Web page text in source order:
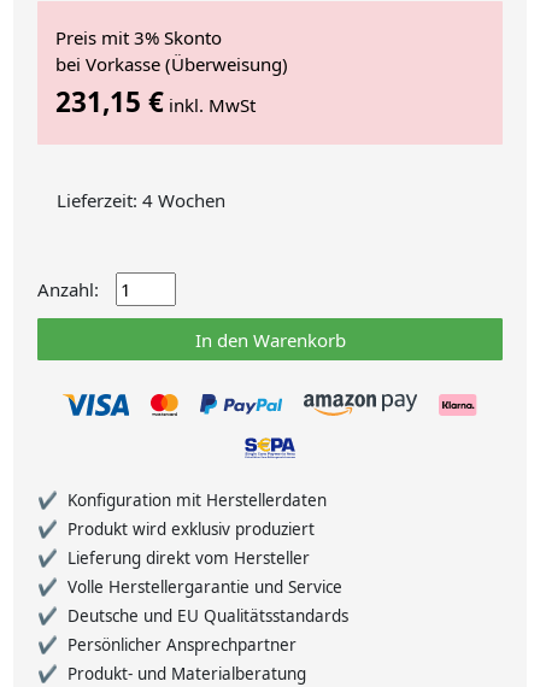
Preis mit 3% Skonto
bei Vorkasse (Überweisung)
231,15 € inkl. MwSt
Lieferzeit: 4 Wochen
Anzahl:
In den Warenkorb
Konfiguration mit Herstellerdaten
Produkt wird exklusiv produziert
Lieferung direkt vom Hersteller
Volle Herstellergarantie und Service
Deutsche und EU Qualitätsstandards
Persönlicher Ansprechpartner
Produkt- und Materialberatung